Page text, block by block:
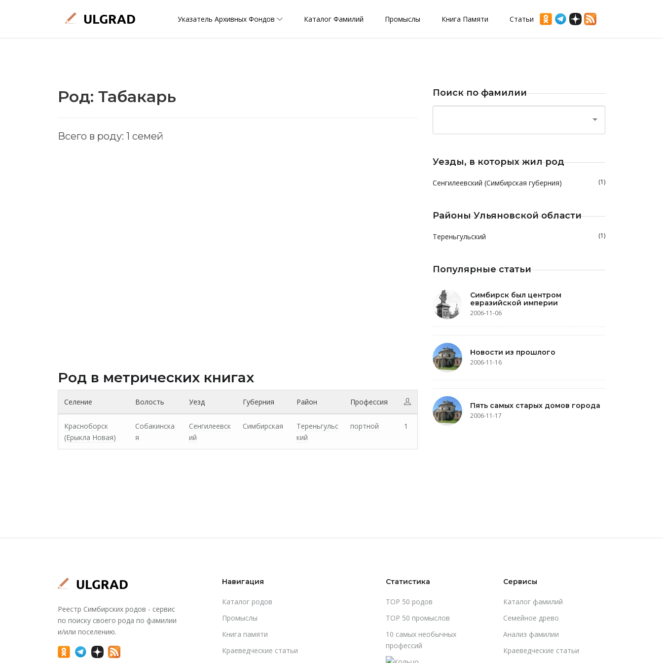
Указатель Архивных Фондов Каталог Фамилий Промыслы Книга Памяти Статьи
Род: Табакарь
Всего в роду: 1 семей
Род в метрических книгах
Селение Волость Уезд Губерния Район Профессия
Красноборск
(Ерыкла Новая)
Собакинска
я
Сенгилеевск
ий
Симбирская
Тереньгульс
кий
портной 1
Поиск по фамилии
Уезды, в которых жил род
Сенгилеевский (Симбирская губерния) (1)
Районы Ульяновской области
Тереньгульский (1)
Популярные статьи
Симбирск был центром
евразийской империи
2006-11-06
Новости из прошлого
2006-11-16
Пять самых старых домов города
2006-11-17
Реестр Симбирских родов - сервис
по поиску своего рода по фамилии
и/или поселению.
Навигация
Каталог родов
Промыслы
Книга памяти
Краеведческие статьи
Статистика
TOP 50 родов
TOP 50 промыслов
10 самых необычных
профессий
Сервисы
Каталог фамилий
Cемейное древо
Анализ фамилии
Краеведческие статьи